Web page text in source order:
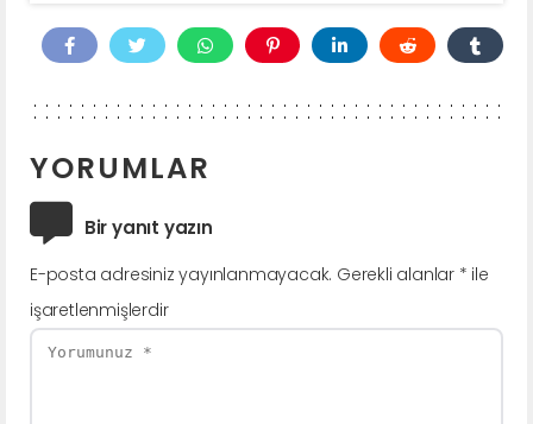
YORUMLAR
Bir yanıt yazın
E-posta adresiniz yayınlanmayacak. Gerekli alanlar * ile
işaretlenmişlerdir